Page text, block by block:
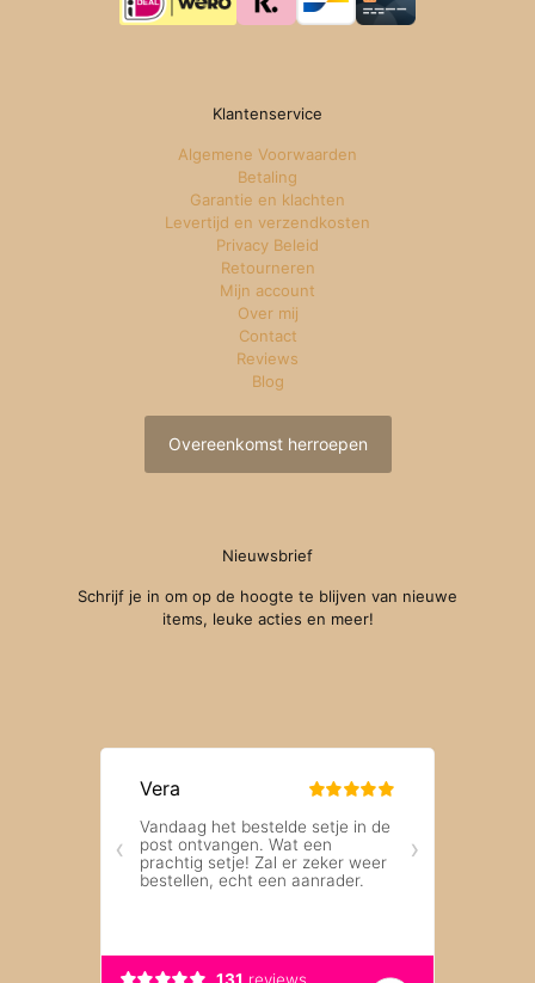
Klantenservice
Algemene Voorwaarden
Betaling
Garantie en klachten
Levertijd en verzendkosten
Privacy Beleid
Retourneren
Mijn account
Over mij
Contact
Reviews
Blog
Overeenkomst herroepen
Nieuwsbrief
Schrijf je in om op de hoogte te blijven van nieuwe
items, leuke acties en meer!